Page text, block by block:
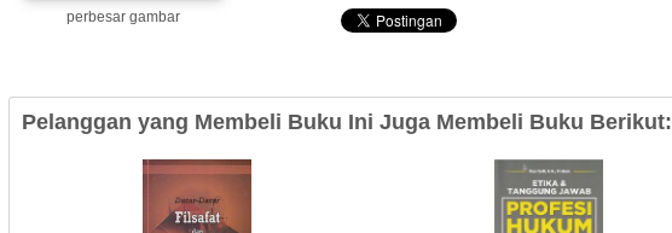
perbesar gambar
Pelanggan yang Membeli Buku Ini Juga Membeli Buku Berikut: